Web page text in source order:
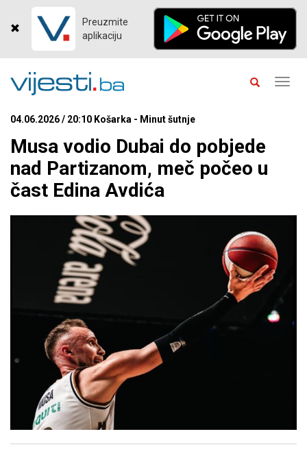
Preuzmite
aplikaciju
04.06.2026 / 20:10 Košarka - Minut šutnje
Musa vodio Dubai do pobjede
nad Partizanom, meč počeo u
čast Edina Avdića